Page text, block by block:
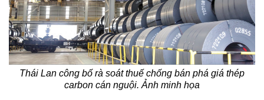
Thái Lan công bố rà soát thuế chống bán phá giá thép
carbon cán nguội. Ảnh minh họa